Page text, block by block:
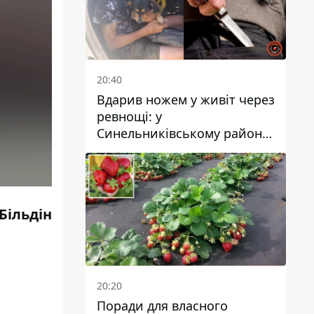
20:40
Вдарив ножем у живіт через
ревнощі: у
Синельниківському районі
затримали 49-річного
чоловіка за вбивство
20:20
Поради для власного